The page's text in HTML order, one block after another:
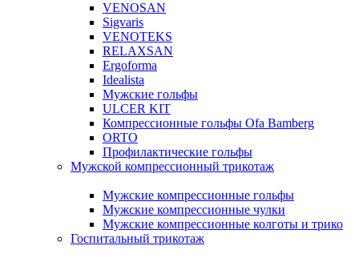
VENOSAN
Sigvaris
VENOTEKS
RELAXSAN
Ergoforma
Idealista
Мужские гольфы
ULCER KIT
Компрессионные гольфы Ofa Bamberg
ORTO
Профилактические гольфы
Мужской компрессионный трикотаж
Мужские компрессионные гольфы
Мужские компрессионные чулки
Мужские компрессионные колготы и трико
Госпитальный трикотаж